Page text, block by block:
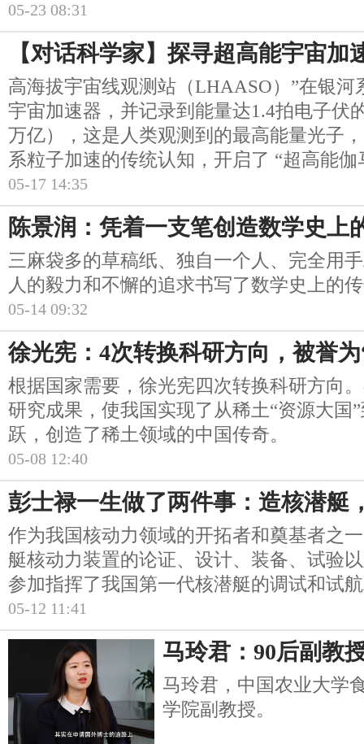
05-23 08:31
【对话科学家】探寻超高能宇宙加
高海拔宇宙线观测站（LHAASO）”在银河
宇宙加速器，并记录到能量达1.4拍电子伏
万亿），这是人类观测到的最高能量光子
系粒子加速的传统认知，开启了 “超高能
05-17 14:35
陈景润：凭着一支笔创造数学史上
三麻袋多的草稿纸、独自一个人、完全用
人的毅力和不懈的追求书写了数学史上的
05-14 09:32
徐光宪：4次转换科研方向，被誉
根据国家需要，徐光宪四次转换科研方向
研究成果，使我国实现了从稀土“资源大国
跃，创造了稀土领域的中国传奇。
05-08 12:40
彭士禄一生做了两件事：造核潜艇
作为我国核动力领域的开拓者和奠基者之
艇核动力装置的论证、设计、装备、试验
参加指挥了我国第一代核潜艇的调试和试
05-12 11:41
马玲君：90后副教
马玲君，中国农业大学
学院副教授。